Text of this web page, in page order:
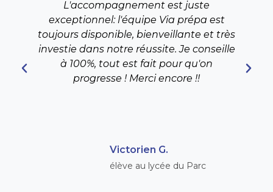
L'accompagnement est juste
exceptionnel: l'équipe Via prépa est
toujours disponible, bienveillante et très
investie dans notre réussite. Je conseille
à 100%, tout est fait pour qu'on
progresse ! Merci encore !!
Victorien G.
élève au lycée du Parc